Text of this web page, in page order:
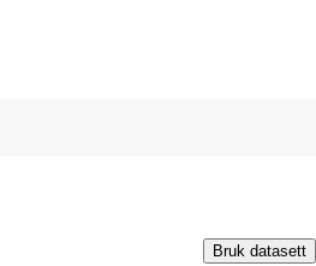
Bruk datasett